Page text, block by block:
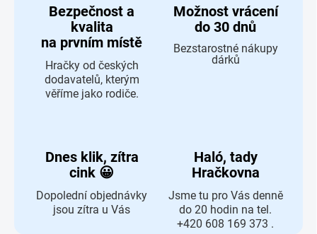
Bezpečnost a
kvalita
na prvním místě
Hračky od českých
dodavatelů, kterým
věříme jako rodiče.
Možnost vrácení
do 30 dnů
Bezstarostné nákupy
dárků
Dnes klik, zítra
cink 😀
Dopolední objednávky
jsou zítra u Vás
Haló, tady
Hračkovna
Jsme tu pro Vás denně
do 20 hodin na tel.
+420 608 169 373 .